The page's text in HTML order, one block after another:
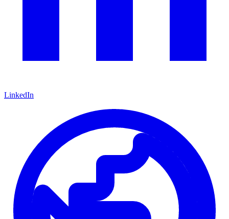
LinkedIn